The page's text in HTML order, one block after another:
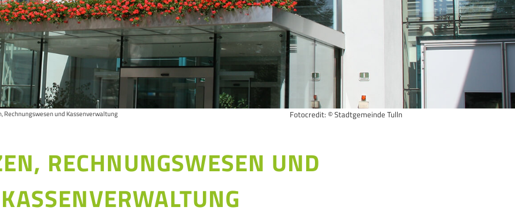
Fotocredit: © Stadtgemeinde Tulln
Rechnungswesen und Kassenverwaltung
RECHNUNGSWESEN UND
KASSENVERWALTUNG